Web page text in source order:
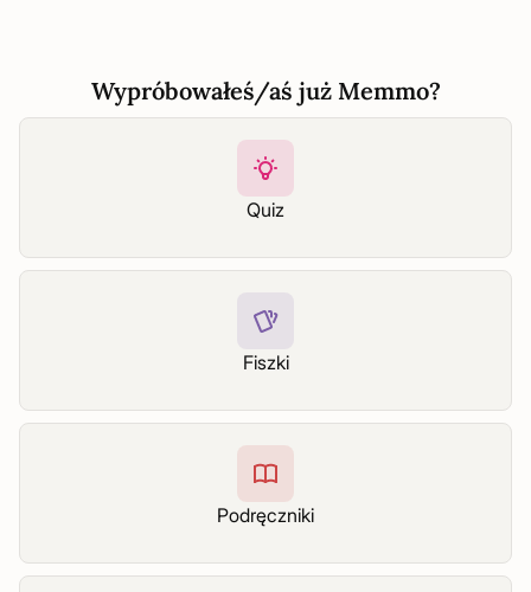
Wypróbowałeś/aś już Memmo?
Quiz
Fiszki
Podręczniki